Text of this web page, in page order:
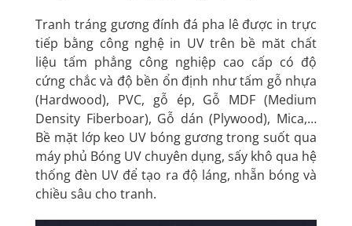
Tranh tráng gương đính đá pha lê được in trực
tiếp bằng công nghệ in UV trên bề măt chất
liệu tấm phẳng công nghiệp cao cấp có độ
cứng chắc và độ bền ổn định như tấm gỗ nhựa
(Hardwood), PVC, gỗ ép, Gỗ MDF (Medium
Density Fiberboar), Gỗ dán (Plywood), Mica,…
Bề mặt lớp keo UV bóng gương trong suốt qua
máy phủ Bóng UV chuyên dụng, sấy khô qua hệ
thống đèn UV để tạo ra độ láng, nhẵn bóng và
chiều sâu cho tranh.